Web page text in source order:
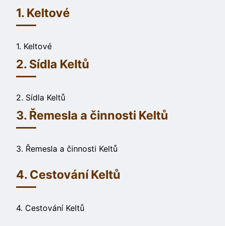
1. Keltové
1. Keltové
2. Sídla Keltů
2. Sídla Keltů
3. Řemesla a činnosti Keltů
3. Řemesla a činnosti Keltů
4. Cestování Keltů
4. Cestování Keltů